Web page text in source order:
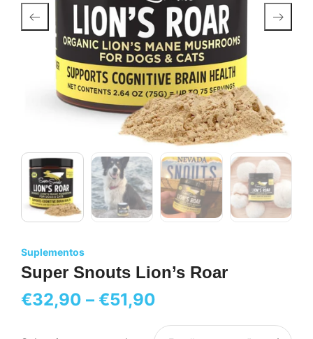
Suplementos
Super Snouts Lion’s Roar
€32,90 – €51,90